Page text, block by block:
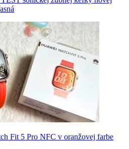
Fit 5 Pro NFC v oranžovej farbe